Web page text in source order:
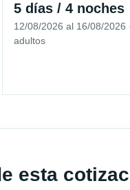
5 días / 4 noches
12/08/2026 al 16/08/2026
adultos
esta